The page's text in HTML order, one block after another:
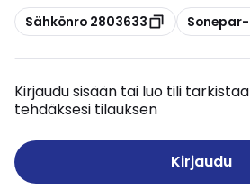
Kopioi
Sähkönro 2803633 Kopioi
Sonepar-
Kirjaudu sisään tai luo tili
tehdäksesi tilauksen
Kirjaudu